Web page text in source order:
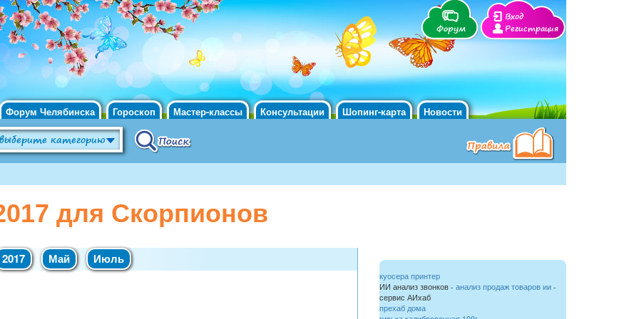
Вход
Регистрация
Форум Челябинска Гороскоп Мастер-классы Консультации Шопинг-карта Новости
для Скорпионов
2017 Май Июль
куосера принтер
ИИ анализ звонков - анализ продаж товаров ии-
сервис АИхаб
прехаб дома